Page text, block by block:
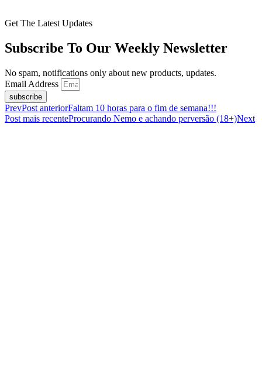
Get The Latest Updates
Subscribe To Our Weekly Newsletter
No spam, notifications only about new products, updates.
Email Address
subscribe
PrevPost anteriorFaltam 10 horas para o fim de semana!!!
Post mais recenteProcurando Nemo e achando perversão (18+)Next